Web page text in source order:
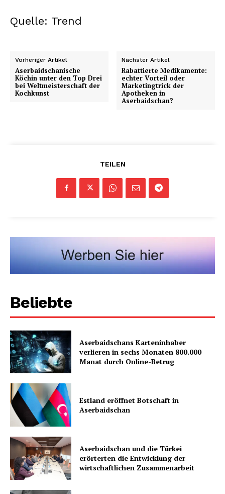
Quelle: Trend
Vorheriger Artikel
Aserbaidschanische
Köchin unter den Top Drei
bei Weltmeisterschaft der
Kochkunst
Nächster Artikel
Rabattierte Medikamente:
echter Vorteil oder
Marketingtrick der
Apotheken in
Aserbaidschan?
TEILEN
Beliebte
Aserbaidschans Karteninhaber
verlieren in sechs Monaten 800.000
Manat durch Online-Betrug
Estland eröffnet Botschaft in
Aserbaidschan
Aserbaidschan und die Türkei
erörterten die Entwicklung der
wirtschaftlichen Zusammenarbeit